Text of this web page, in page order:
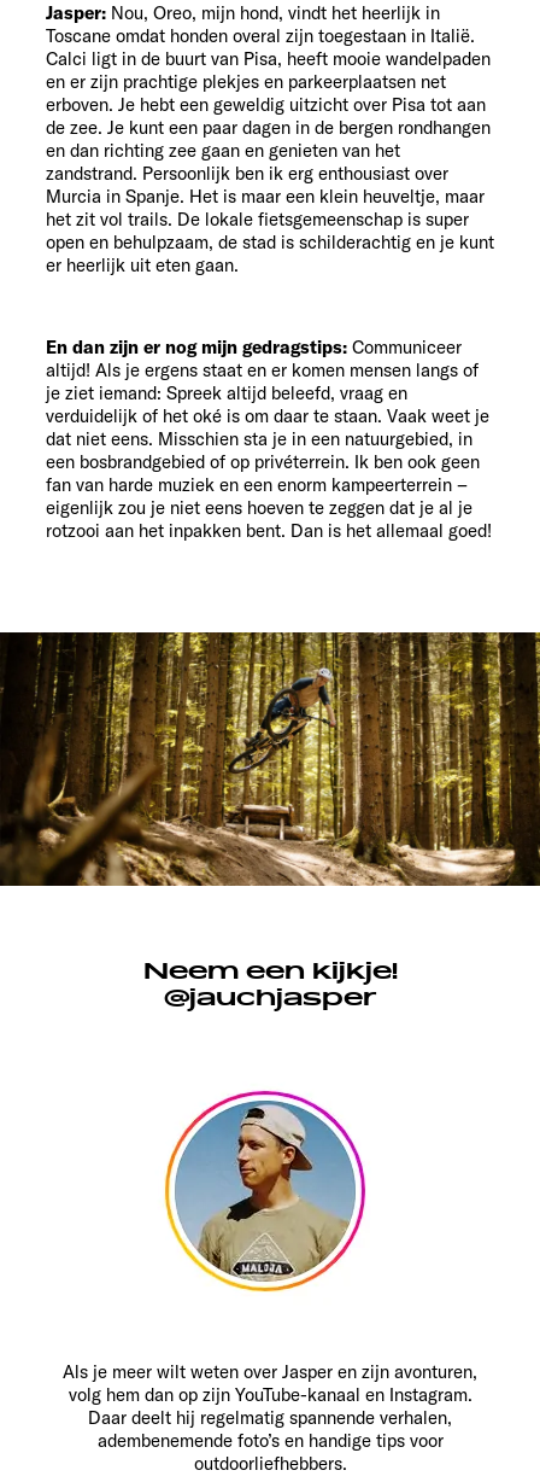
Jasper: Nou, Oreo, mijn hond, vindt het heerlijk in
Toscane omdat honden overal zijn toegestaan in Italië.
Calci ligt in de buurt van Pisa, heeft mooie wandelpaden
en er zijn prachtige plekjes en parkeerplaatsen net
erboven. Je hebt een geweldig uitzicht over Pisa tot aan
de zee. Je kunt een paar dagen in de bergen rondhangen
en dan richting zee gaan en genieten van het
zandstrand. Persoonlijk ben ik erg enthousiast over
Murcia in Spanje. Het is maar een klein heuveltje, maar
het zit vol trails. De lokale fietsgemeenschap is super
open en behulpzaam, de stad is schilderachtig en je kunt
er heerlijk uit eten gaan.
En dan zijn er nog mijn gedragstips: Communiceer
altijd! Als je ergens staat en er komen mensen langs of
je ziet iemand: Spreek altijd beleefd, vraag en
verduidelijk of het oké is om daar te staan. Vaak weet je
dat niet eens. Misschien sta je in een natuurgebied, in
een bosbrandgebied of op privéterrein. Ik ben ook geen
fan van harde muziek en een enorm kampeerterrein –
eigenlijk zou je niet eens hoeven te zeggen dat je al je
rotzooi aan het inpakken bent. Dan is het allemaal goed!
Neem een kijkje!
@jauchjasper
Als je meer wilt weten over Jasper en zijn avonturen,
volg hem dan op zijn YouTube-kanaal en Instagram.
Daar deelt hij regelmatig spannende verhalen,
adembenemende foto’s en handige tips voor
outdoorliefhebbers.